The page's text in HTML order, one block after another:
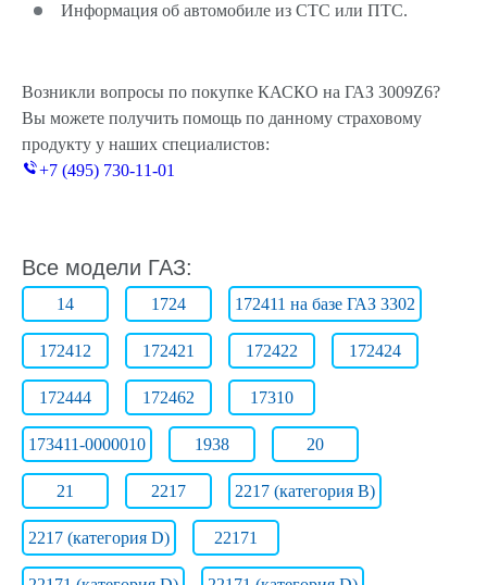
Информация об автомобиле из СТС или ПТС.
Возникли вопросы по покупке КАСКО на ГАЗ 3009Z6?
Вы можете получить помощь по данному страховому
продукту у наших специалистов:
+7 (495) 730-11-01
Все модели ГАЗ:
14 1724 172411 на базе ГАЗ 3302
172412 172421 172422 172424
172444 172462 17310
173411-0000010 1938 20
21 2217 2217 (категория B)
2217 (категория D) 22171